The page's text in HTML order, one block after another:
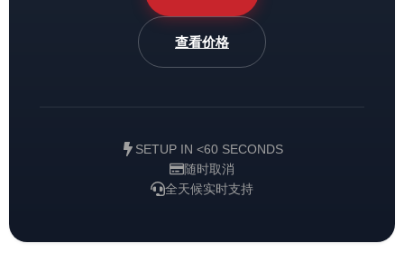
查看价格
SETUP IN <60 SECONDS
随时取消
全天候实时支持